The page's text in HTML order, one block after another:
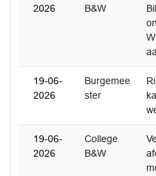
2026
B&W
19-06-
2026
Burgemee
ster
19-06-
2026
College
B&W